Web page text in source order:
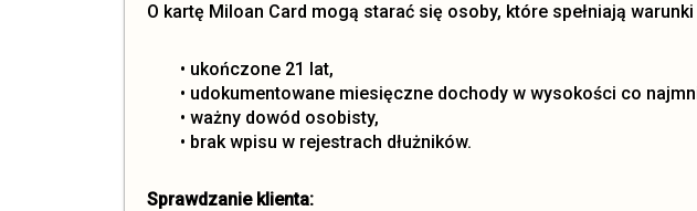
O kartę Miloan Card mogą starać się osoby, które spełniają
• ukończone 21 lat,
• udokumentowane miesięczne dochody w wysokości co
• ważny dowód osobisty,
• brak wpisu w rejestrach dłużników.
Sprawdzanie klienta: